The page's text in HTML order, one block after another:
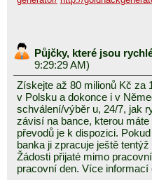
Půjčky, které jsou
9:29:29 AM)
Získejte až 80 milionů Kč za
v Polsku a dokonce i v
schválení/výběr u, 24/7, jak
závisí na bance, kterou
převodů je k dispozici.
banka ji zpracuje ještě tentýž
Žádosti přijaté mimo
pracovní den. Více